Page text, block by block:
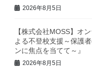
2026年8月5日
【株式会社MOSS】オ
よる不登校支援～保護
ンに焦点を当てて～』
2026年8月5日